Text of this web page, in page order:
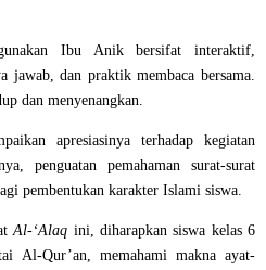
Ibu Anik bersifat interaktif,
jawab, dan praktik membaca bersama.
dan menyenangkan.
apresiasinya terhadap kegiatan
penguatan pemahaman surat-surat
pembentukan karakter Islami siswa.
Al-‘Alaq ini, diharapkan siswa kelas 6
Al-Qur’an, memahami makna ayat-